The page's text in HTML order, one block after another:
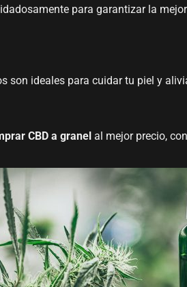
para garantizar la
son ideales para cuidar tu piel y
CBD a granel al mejor precio,